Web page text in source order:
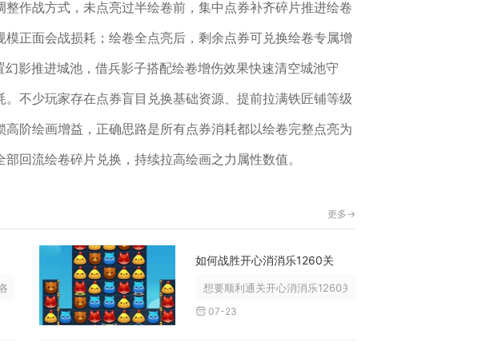
作战方式，未点亮过半绘卷前，集中点券补齐碎片推进绘卷
正面会战损耗；绘卷全点亮后，剩余点券可兑换绘卷专属增
影推进城池，借兵影子搭配绘卷增伤效果快速清空城池守
不少玩家存在点券盲目兑换基础资源、提前拉满铁匠铺等级
阶绘画增益，正确思路是所有点券消耗都以绘卷完整点亮为
回流绘卷碎片兑换，持续拉高绘画之力属性数值。
更多->
类群组，主要分为游戏内置军团群组...
如何战胜开心消消乐1260关
想要顺利通关开心消消乐1260关，核心思路是优先破除左侧连片...
07-23